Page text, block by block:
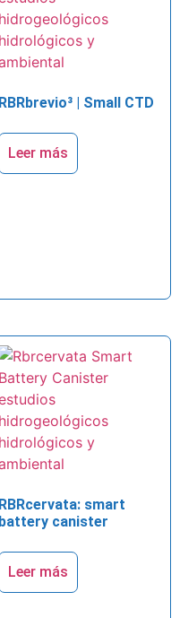
RBRbrevio³ | Small CTD
Leer más
RBRcervata: smart
battery canister
Leer más